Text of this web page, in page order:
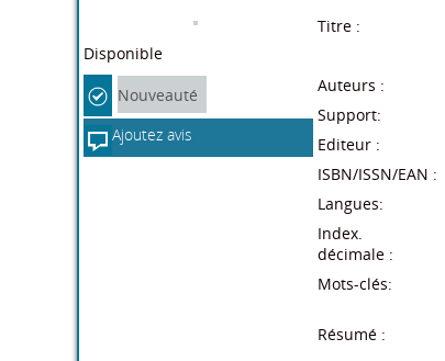
Titre :
Auteurs :
Support:
Editeur :
ISBN/ISSN/EAN :
Langues:
Index.
décimale :
Mots-clés:
Résumé :